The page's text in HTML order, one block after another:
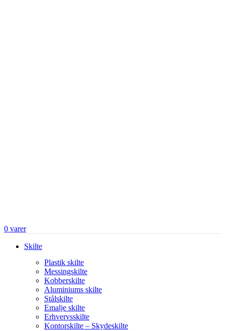
0 varer
Skilte
Plastik skilte
Messingskilte
Kobberskilte
Aluminiums skilte
Stålskilte
Emalje skilte
Erhvervsskilte
Kontorskilte – Skydeskilte